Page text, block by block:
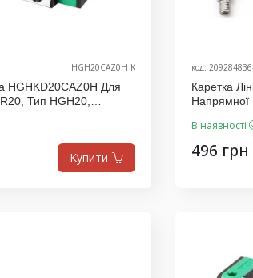
HGH20CAZ0H_K
HGHKD20CAZ0H Для
Тип HGH20,
Купити
код:
Каретка
Напрямної
В наявності
496 грн